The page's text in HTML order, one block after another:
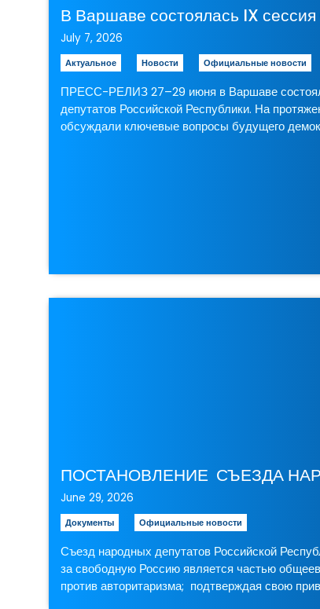
В Варшаве состоялась IX
July 7, 2026
Актуальное Новости Официальные новости
ПРЕСС-РЕЛИЗ 27–29 июня в Варшаве
депутатов Российской Республики. На
обсуждали ключевые вопросы будущего
June 29, 2026
Документы Официальные новости
Съезд народных депутатов Российской
за свободную Россию является частью
против авторитаризма; подтверждая свою